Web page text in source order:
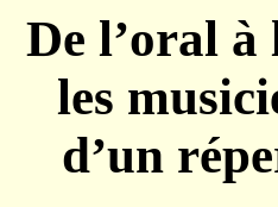
De l’oral
les
d’un